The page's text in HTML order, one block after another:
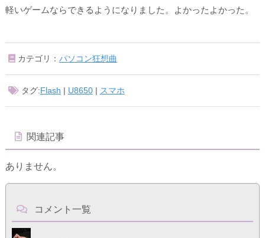
軽いゲームならできるようになりました。よかったよかった。
カテゴリ： パソコン狂想曲
タグ:Flash | U8650| スマホ
関連記事
ありません。
コメント一覧